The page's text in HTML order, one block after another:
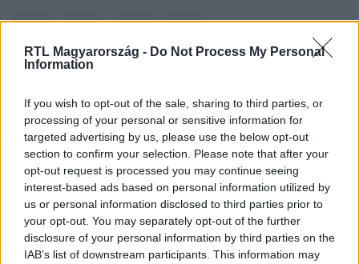
RTL Magyarország - Do Not Process My Personal
Information
If you wish to opt-out of the sale, sharing to third parties, or
processing of your personal or sensitive information for
targeted advertising by us, please use the below opt-out
section to confirm your selection. Please note that after your
opt-out request is processed you may continue seeing
interest-based ads based on personal information utilized by
us or personal information disclosed to third parties prior to
your opt-out. You may separately opt-out of the further
disclosure of your personal information by third parties on the
IAB’s list of downstream participants. This information may
Kövess minket, és értesülj a friss hírekről a
Facebookon is!
Követem